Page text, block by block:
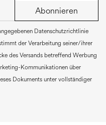
Abonnieren
Datenschutzrichtlinie
der Verarbeitung seiner/ihrer
des Versands betreffend Werbung
Kommunikationen über
Dokuments unter vollständiger